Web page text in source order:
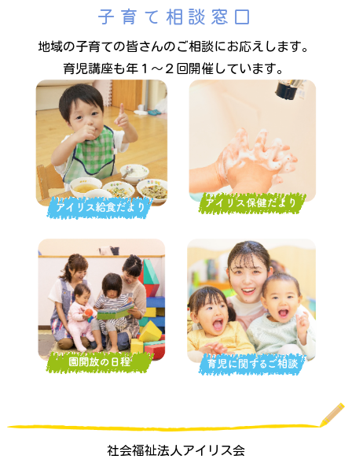
子育て相談窓口
地域の子育ての皆さんのご相談にお応えします。
育児講座も年１～２回開催しています。
社会福祉法人アイリス会